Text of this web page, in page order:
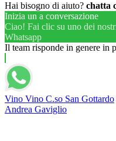
Hai bisogno di aiuto? chatta
Inizia un a conversazione
Ciao! Fai clic su uno dei
Whatsapp
Il team risponde in genere in
Vino Vino C.so San Gottardo
Andrea Gaviglio